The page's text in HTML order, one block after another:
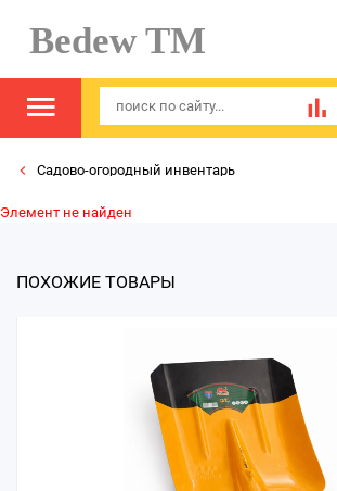
Bedew TM
Садово-огородный инвентарь
Элемент не найден
ПОХОЖИЕ ТОВАРЫ